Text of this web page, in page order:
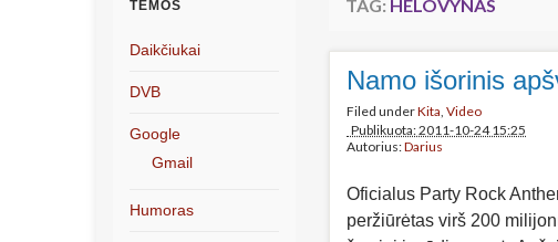
TAG: HELOVYNAS
Namo išorinis
Filed underKita, Video
Publikuota: 2011-10-24 15:25
Autorius:Darius
Oficialus Party Rock
peržiūrėtas virš 200
TEMOS
Daikčiukai
DVB
Google
Gmail
Humoras